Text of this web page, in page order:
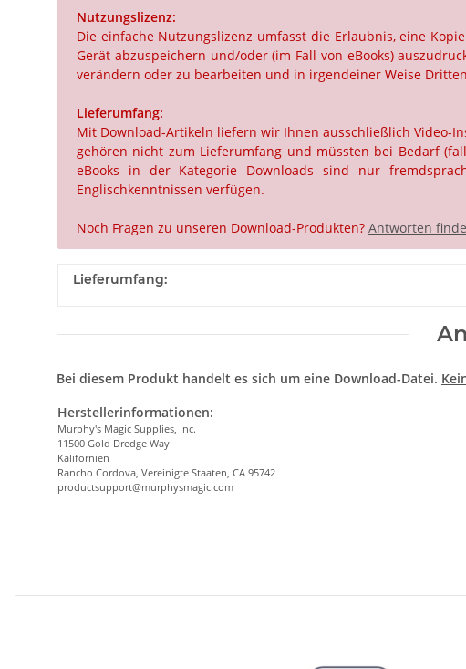
Nutzungslizenz:
Die einfache Nutzungslizenz umfasst die Erlaubnis, eine
Gerät abzuspeichern und/oder (im Fall von eBooks)
verändern oder zu bearbeiten und in irgendeiner Weise
Lieferumfang:
Mit Download-Artikeln liefern wir Ihnen ausschließlich Video-
gehören nicht zum Lieferumfang und müssten bei Bedarf
eBooks in der Kategorie Downloads sind nur
Englischkenntnissen verfügen.
Noch Fragen zu unseren Download-Produkten? Antworten
Lieferumfang:
Bei diesem Produkt handelt es sich um eine Download-Datei.
Herstellerinformationen:
Murphy's Magic Supplies, Inc.
11500 Gold Dredge Way
Kalifornien
Rancho Cordova, Vereinigte Staaten, CA 95742
productsupport@murphysmagic.com